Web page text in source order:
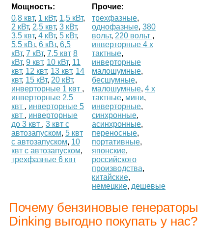
Мощность:
0,8 квт, 1 кВт, 1,5 кВт,
2 кВт, 2,5 квт, 3 кВт,
3,5 квт, 4 кВт, 5 кВт,
5,5 кВт, 6 кВт, 6,5
кВт, 7 кВт, 7,5 квт 8
кВт, 9 квт, 10 кВт, 11
квт, 12 квт, 13 квт, 14
квт, 15 кВт, 20 кВт,
инверторные 1 квт ,
инверторные 2,5
квт , инверторные 5
квт , инверторные
до 3 квт , 3 квт с
автозапуском, 5 квт
с автозапуском, 10
квт с автозапуском,
трехфазные 6 квт
Прочие:
трехфазные,
однофазные, 380
вольт, 220 вольт ,
инверторные 4 х
тактные,
инверторные
малошумные,
бесшумные,
малошумные, 4 х
тактные, мини,
инверторные,
синхронные,
асинхронные,
переносные,
портативные,
японские,
российского
производства,
китайские,
немецкие, дешевые
Почему бензиновые генераторы
Dinking выгодно покупать у нас?